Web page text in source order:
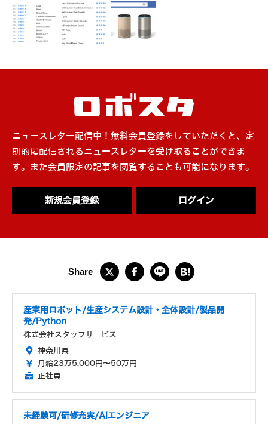
ニュースレター配信中！無料会員登録をしていただくと、定
期的に配信されるニュースレターを受け取ることができま
す。また会員限定の記事を閲覧することも可能になります。
新規会員登録 ログイン
産業用ロボット/生産システム設計・全体設計/製品開
発/Python
株式会社スタッフサービス
神奈川県
月給23万5,000円～50万円
正社員
未経験可/研修充実/AIエンジニア